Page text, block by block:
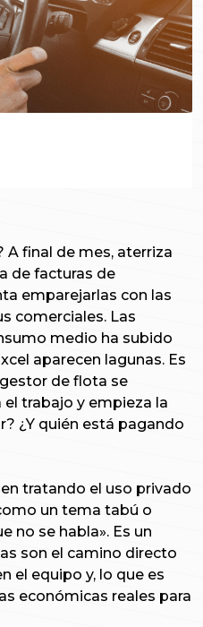
A final de mes, aterriza
de facturas de
emparejarlas con las
comerciales. Las
medio ha subido
aparecen lagunas. Es
de flota se
trabajo y empieza la
¿Y quién está pagando
tratando el uso privado
un tema tabú o
no se habla». Es un
son el camino directo
el equipo y, lo que es
económicas reales para